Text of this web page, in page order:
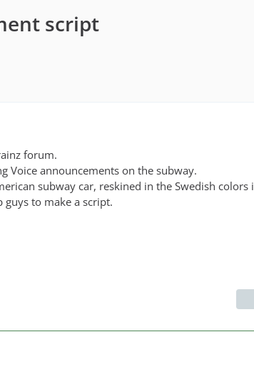
script
forum.
Voice announcements on the subway.
subway car, reskined in the Swedish colors
to make a script.